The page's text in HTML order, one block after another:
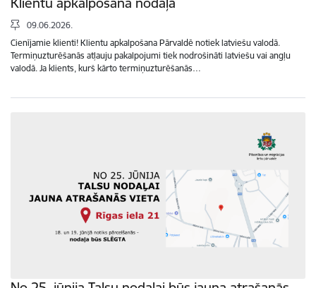
09.06.2026.
Cienījamie klienti! Klientu apkalpošana Pārvaldē notiek latviešu valodā.
Termiņuzturēšanās atļauju pakalpojumi tiek nodrošināti latviešu vai angļu
valodā. Ja klients, kurš kārto termiņuzturēšanās…